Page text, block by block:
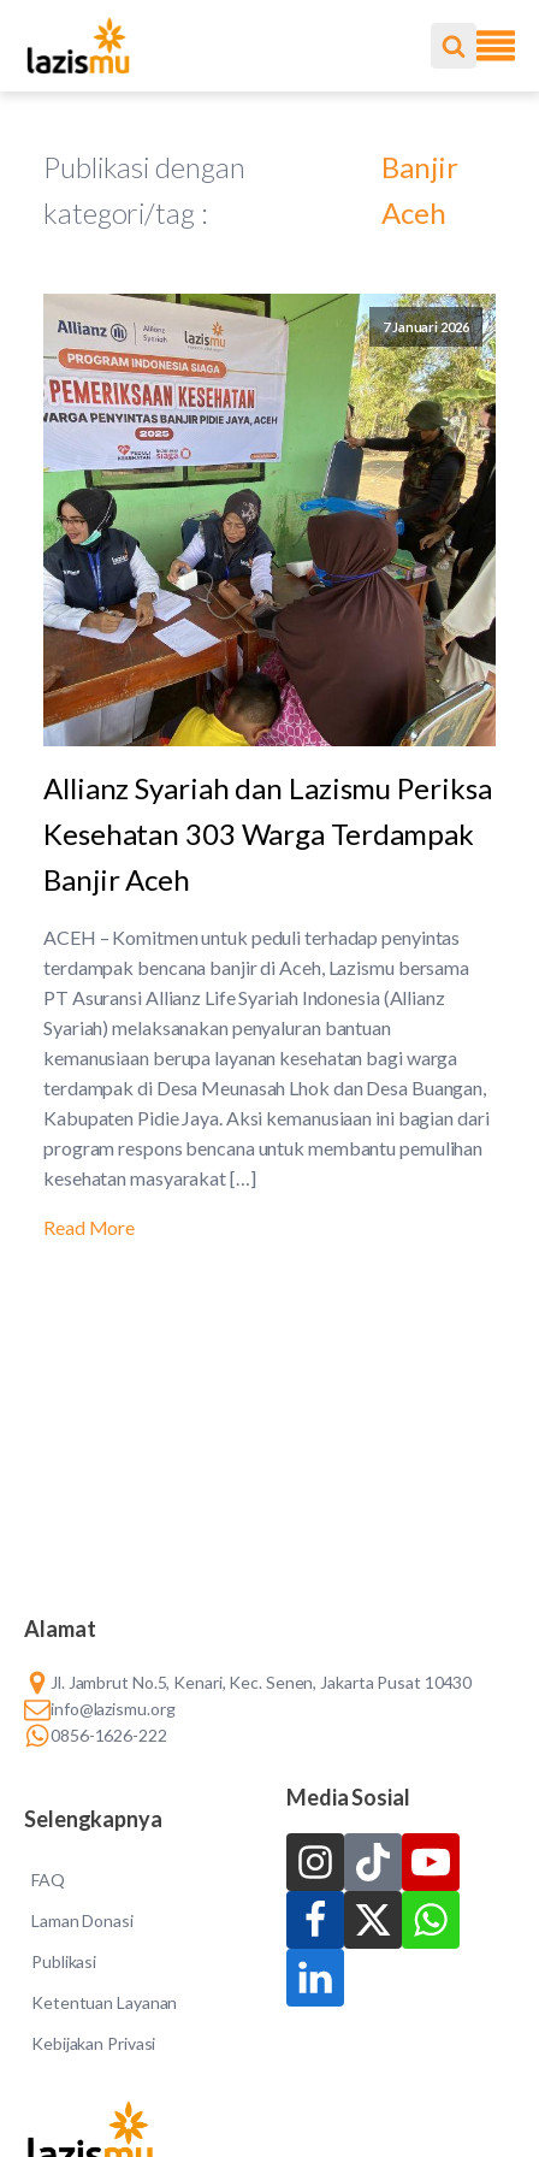
Publikasi dengan
kategori/tag :
Banjir
Aceh
7 Januari 2026
Allianz Syariah dan Lazismu Periksa
Kesehatan 303 Warga Terdampak
Banjir Aceh
ACEH – Komitmen untuk peduli terhadap penyintas
terdampak bencana banjir di Aceh, Lazismu bersama
PT Asuransi Allianz Life Syariah Indonesia (Allianz
Syariah) melaksanakan penyaluran bantuan
kemanusiaan berupa layanan kesehatan bagi warga
terdampak di Desa Meunasah Lhok dan Desa Buangan,
Kabupaten Pidie Jaya. Aksi kemanusiaan ini bagian dari
program respons bencana untuk membantu pemulihan
kesehatan masyarakat […]
Read More
Alamat
Jl. Jambrut No.5, Kenari, Kec. Senen, Jakarta Pusat 10430
info@lazismu.org
0856-1626-222
Selengkapnya
FAQ
Laman Donasi
Publikasi
Ketentuan Layanan
Kebijakan Privasi
Media Sosial